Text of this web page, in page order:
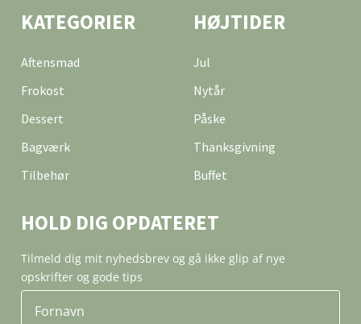
KATEGORIER
Aftensmad
Frokost
Dessert
Bagværk
Tilbehør
HØJTIDER
Jul
Nytår
Påske
Thanksgivning
Buffet
HOLD DIG OPDATERET
Tilmeld dig mit nyhedsbrev og gå ikke glip af nye
opskrifter og gode tips